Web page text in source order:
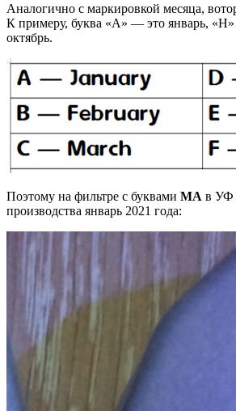
Аналогично с маркировкой месяца,
К примеру, буква «А» — это январь,
октябрь.
Поэтому на фильтре с буквами МА в УФ
производства январь 2021 года: